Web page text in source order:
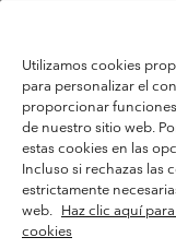
Condiciones de uso
Política de Privacidad
Términos y condiciones
Términos De Uso Del
Impressum
Cookies
Utilizamos cookies
para personalizar el
proporcionar
de nuestro sitio web.
estas cookies en las
Incluso si rechazas las
estrictamente
web. Haz clic aquí
cookies